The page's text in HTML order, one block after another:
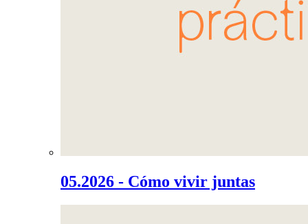
05.2026 - Cómo vivir juntas